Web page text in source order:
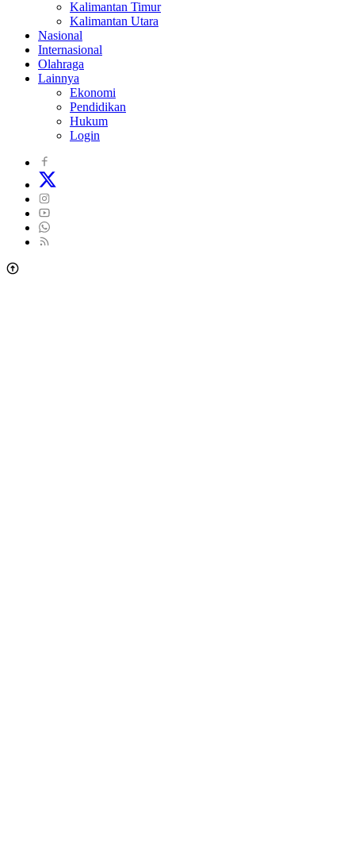
Kalimantan Timur
Kalimantan Utara
Nasional
Internasional
Olahraga
Lainnya
Ekonomi
Pendidikan
Hukum
Login